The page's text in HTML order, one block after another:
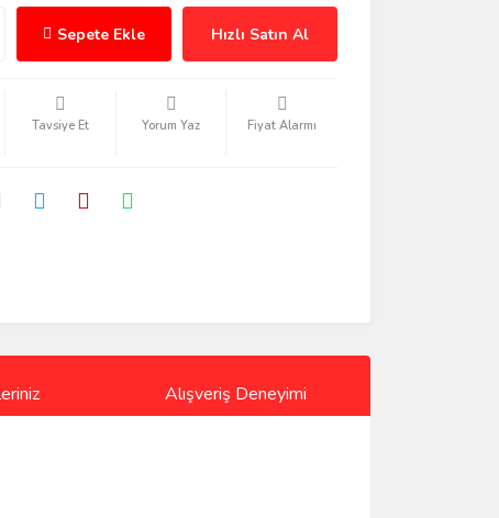
Sepete Ekle Hızlı Satın Al
Tavsiye Et Yorum Yaz Fiyat Alarmı
Alışveriş Deneyimi